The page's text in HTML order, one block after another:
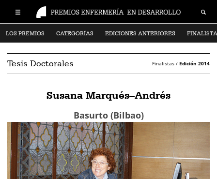
LOS PREMIOS CATEGORÍAS EDICIONES ANTERIORES
Tesis Doctorales Finalistas / Edición 2014
Susana Marqués–Andrés
Basurto (Bilbao)